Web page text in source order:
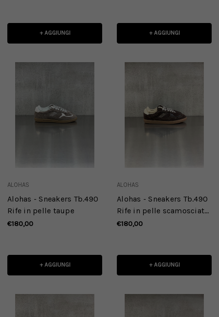
+ AGGIUNGI + AGGIUNGI
ALOHAS
Alohas - Sneakers Tb.490
Rife in pelle taupe
€180,00
+ AGGIUNGI
ALOHAS
Alohas - Sneakers Tb.490
Rife in pelle scamosciata
marrone
€180,00
+ AGGIUNGI